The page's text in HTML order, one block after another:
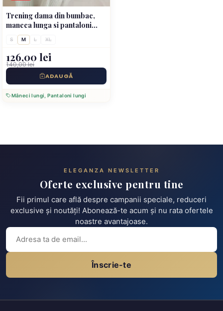
Trening dama din bumbac,
maneca lunga si pantaloni
lungi, verde
S M L XL
126,00 lei
140,00 lei
ADAUGĂ
Mâneci lungi, Pantaloni lungi
ELEGANZA NEWSLETTER
Oferte exclusive pentru tine
Fii primul care află despre campanii speciale, reduceri
exclusive și noutăți! Abonează-te acum și nu rata ofertele
noastre avantajoase.
Înscrie-te